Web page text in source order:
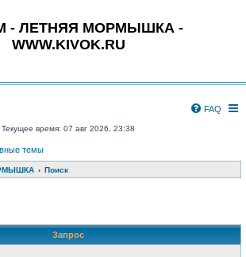
- ЛЕТНЯЯ МОРМЫШКА -
WWW.KIVOK.RU
FAQ
Текущее время: 07 авг 2026, 23:38
темы
Поиск
Запрос